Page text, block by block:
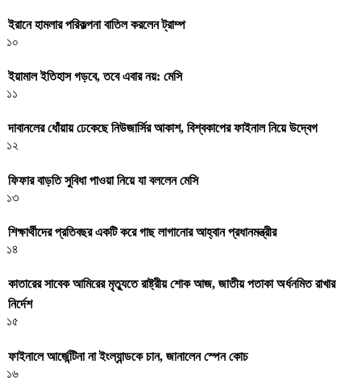
ইরানে হামলার পরিকল্পনা বাতিল করলেন ট্রাম্প
১০
ইয়ামাল ইতিহাস গড়বে, তবে এবার নয়: মেসি
১১
দাবানলের ধোঁয়ায় ঢেকেছে নিউজার্সির আকাশ, বিশ্বকাপের ফাইনাল নিয়ে উদ্বেগ
১২
ফিফার বাড়তি সুবিধা পাওয়া নিয়ে যা বললেন মেসি
১৩
শিক্ষার্থীদের প্রতিবছর একটি করে গাছ লাগানোর আহ্বান প্রধানমন্ত্রীর
১৪
কাতারের সাবেক আমিরের মৃত্যুতে রাষ্ট্রীয় শোক আজ, জাতীয় পতাকা অর্ধনমিত রাখার
নির্দেশ
১৫
ফাইনালে আর্জেন্টিনা না ইংল্যান্ডকে চান, জানালেন স্পেন কোচ
১৬